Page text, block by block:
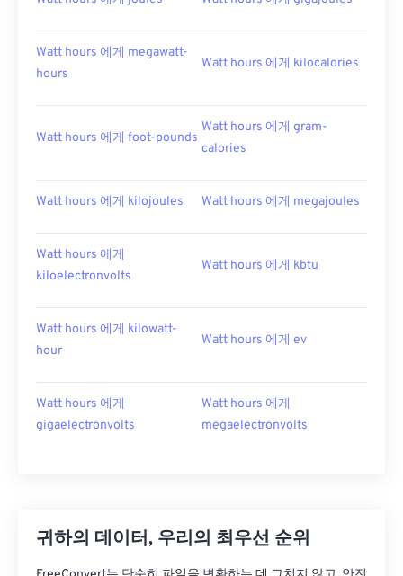
Watt hours 에게 megawatt-
hours
Watt hours 에게 kilocalories
Watt hours 에게 foot-pounds
Watt hours 에게 gram-
calories
Watt hours 에게 kilojoules Watt hours 에게 megajoules
Watt hours 에게
kiloelectronvolts
Watt hours 에게 kbtu
Watt hours 에게 kilowatt-
hour
Watt hours 에게 ev
Watt hours 에게
gigaelectronvolts
Watt hours 에게
megaelectronvolts
귀하의 데이터, 우리의 최우선 순위